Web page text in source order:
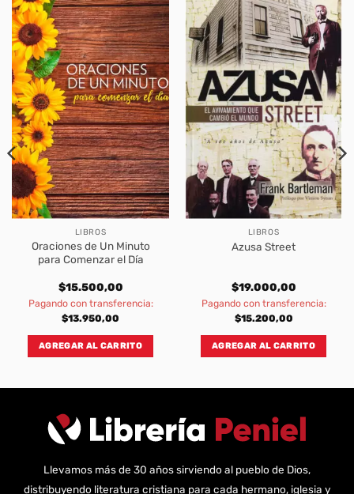
LIBROS
Oraciones de Un Minuto
para Comenzar el Día
$15.500,00
Pagando con transferencia:
$13.950,00
AGREGAR AL CARRITO
LIBROS
Azusa Street
$19.000,00
Pagando con transferencia:
$15.200,00
AGREGAR AL CARRITO
Llevamos más de 30 años sirviendo al pueblo de Dios,
distribuyendo literatura cristiana para cada hermano, iglesia y